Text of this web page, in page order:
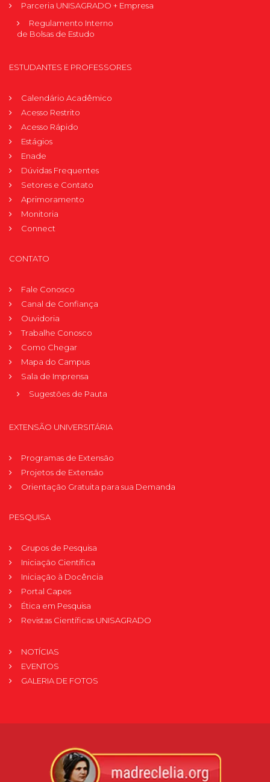
Parceria UNISAGRADO + Empresa
Regulamento Interno
de Bolsas de Estudo
ESTUDANTES E PROFESSORES
Calendário Acadêmico
Acesso Restrito
Acesso Rápido
Estágios
Enade
Dúvidas Frequentes
Setores e Contato
Aprimoramento
Monitoria
Connect
CONTATO
Fale Conosco
Canal de Confiança
Ouvidoria
Trabalhe Conosco
Como Chegar
Mapa do Campus
Sala de Imprensa
Sugestões de Pauta
EXTENSÃO UNIVERSITÁRIA
Programas de Extensão
Projetos de Extensão
Orientação Gratuita para sua Demanda
PESQUISA
Grupos de Pesquisa
Iniciação Científica
Iniciação à Docência
Portal Capes
Ética em Pesquisa
Revistas Científicas UNISAGRADO
NOTÍCIAS
EVENTOS
GALERIA DE FOTOS